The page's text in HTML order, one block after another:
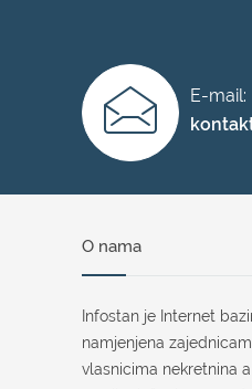
E-mail:
O nama
Infostan je Internet
namjenjena
vlasnicima nekretnina